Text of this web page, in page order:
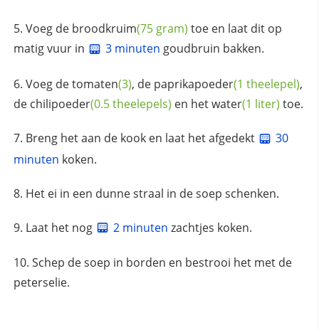
Voeg de broodkruim(75 gram) toe en laat dit op
matig vuur in
3 minuten goudbruin bakken.
Voeg detomaten(3), de paprikapoeder(1 theelepel),
de chilipoeder(0.5 theelepels) en hetwater(1 liter) toe.
Breng het aan de kook en laat het afgedekt
30
minuten koken.
Het ei in een dunne straal in de soep schenken.
Laat het nog 2 minuten zachtjes koken.
Schep de soep in borden en bestrooi het met de
peterselie.